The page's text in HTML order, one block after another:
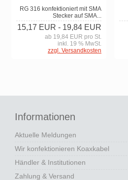
RG 316 konfektioniert mit SMA
Stecker auf SMA...
15,17 EUR - 19,84 EUR
ab 19,84 EUR pro St.
inkl. 19 % MwSt.
zzgl. Versandkosten
Informationen
Aktuelle Meldungen
Wir konfektionieren Koaxkabel
Händler & Institutionen
Zahlung & Versand